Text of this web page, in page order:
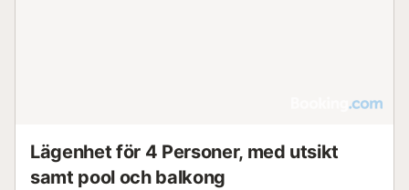
Lägenhet för 4 Personer, med utsikt
samt pool och balkong